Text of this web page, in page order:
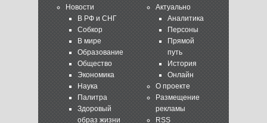
Новости
В РФ и СНГ
Собкор
В мире
Образование
Общество
Экономика
Наука
Палитра
Здоровый
образ жизни
Актуально
Аналитика
Персоны
Прямой
путь
История
Онлайн
О проекте
Размещение
рекламы
RSS